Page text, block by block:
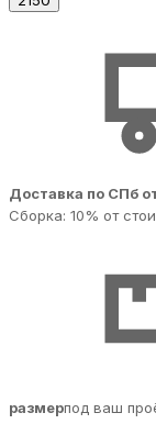
Доставка по СПб
Сборка: 10% от
размерпод ваш